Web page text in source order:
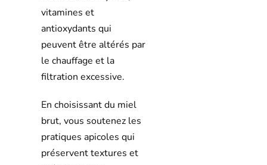
vitamines et
antioxydants qui
peuvent être altérés par
le chauffage et la
filtration excessive.
En choisissant du miel
brut, vous soutenez les
pratiques apicoles qui
préservent textures et